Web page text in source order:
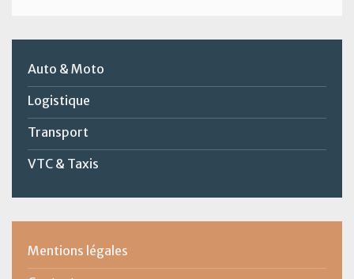
Auto & Moto
Logistique
Transport
VTC & Taxis
Mentions légales